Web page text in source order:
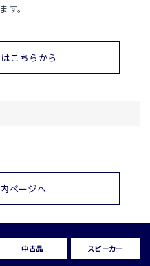
す。
こちらから
ページへ
中古品 スピーカー